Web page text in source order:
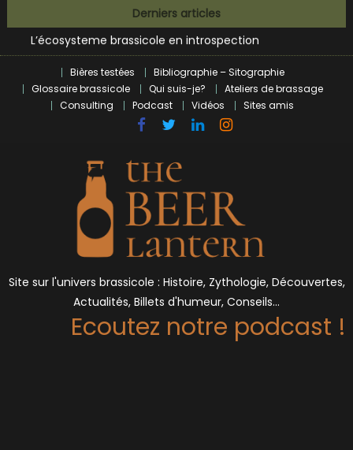
to
content
Derniers articles
L’écosysteme brassicole en introspection
Zoumaï : pionnier de la révolution craft à Marseille
BrewDog racheté par Tilray pour une bouchée de pain ?
Bières et célébrités
Bières testées
Bibliographie – Sitographie
Glossaire brassicole
Qui suis-je?
Ateliers de brassage
Consulting
Podcast Vidéos Sites amis
Site sur l'univers brassicole : Histoire, Zythologie, Découvertes,
Actualités, Billets d'humeur, Conseils…
Ecoutez notre podcast !